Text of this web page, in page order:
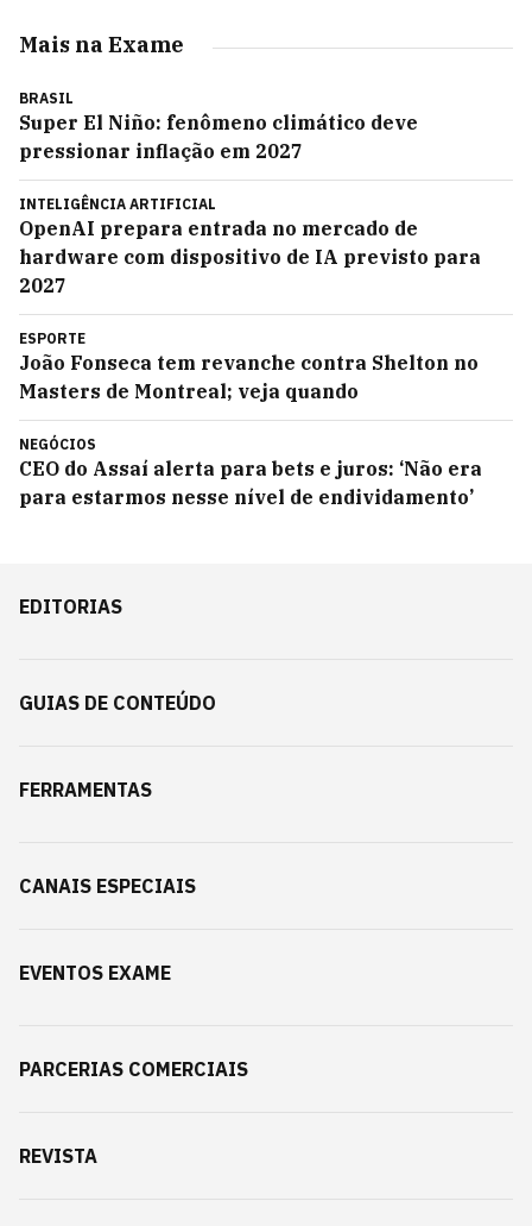
Mais na Exame
BRASIL
Super El Niño: fenômeno climático deve
pressionar inflação em 2027
INTELIGÊNCIA ARTIFICIAL
OpenAI prepara entrada no mercado de
hardware com dispositivo de IA previsto para
2027
ESPORTE
João Fonseca tem revanche contra Shelton no
Masters de Montreal; veja quando
NEGÓCIOS
CEO do Assaí alerta para bets e juros: ‘Não era
para estarmos nesse nível de endividamento’
EDITORIAS
GUIAS DE CONTEÚDO
FERRAMENTAS
CANAIS ESPECIAIS
EVENTOS EXAME
PARCERIAS COMERCIAIS
REVISTA